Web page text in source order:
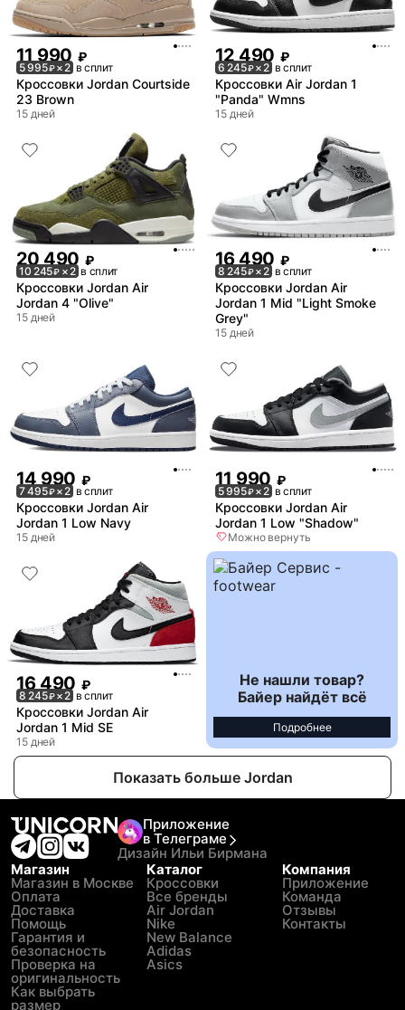
11 990 ₽
5 995₽× 2 в сплит
Кроссовки Jordan Courtside
23 Brown
15 дней
12 490 ₽
6 245₽× 2 в сплит
Кроссовки Air Jordan 1
"Panda" Wmns
15 дней
20 490 ₽
10 245₽ × 2 в сплит
Кроссовки Jordan Air
Jordan 4 "Olive"
15 дней
16 490 ₽
8 245₽× 2 в сплит
Кроссовки Jordan Air
Jordan 1 Mid "Light Smoke
Grey"
15 дней
14 990 ₽
7 495₽× 2 в сплит
Кроссовки Jordan Air
Jordan 1 Low Navy
15 дней
11 990 ₽
5 995₽× 2 в сплит
Кроссовки Jordan Air
Jordan 1 Low "Shadow"
Можно вернуть
16 490 ₽
8 245₽× 2 в сплит
Кроссовки Jordan Air
Jordan 1 Mid SE
15 дней
Не нашли товар?
Байер найдёт всё
Подробнее
Показать больше Jordan
Приложение
в Телеграме
Дизайн Ильи Бирмана
Магазин
Магазин в Москве
Оплата
Доставка
Помощь
Гарантия и
безопасность
Проверка на
оригинальность
Как выбрать
размер
Каталог
Кроссовки
Все бренды
Air Jordan
Nike
New Balance
Adidas
Asics
Компания
Приложение
Команда
Отзывы
Контакты